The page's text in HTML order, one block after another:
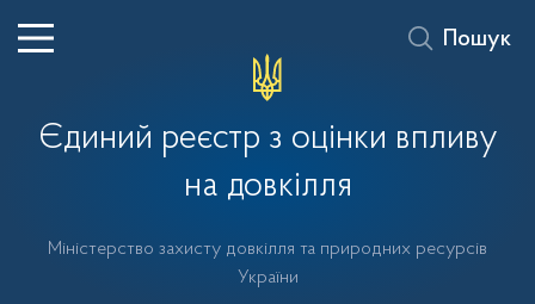
Єдиний реєстр з оцінки впливу
на довкілля
Міністерство захисту довкілля та природних ресурсів
України
Пошук